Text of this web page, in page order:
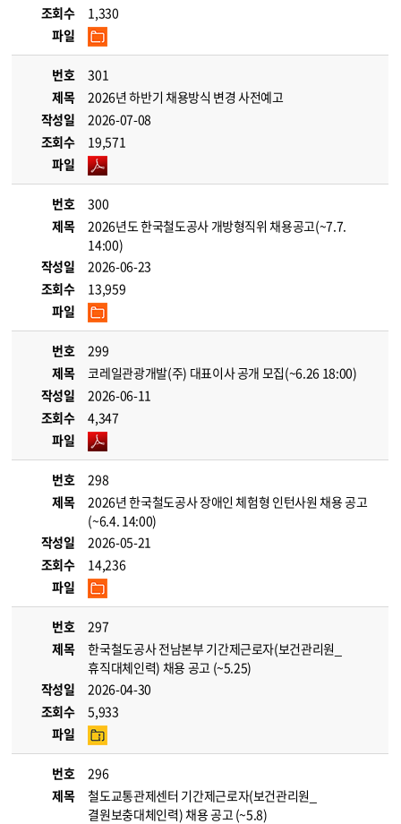
조회수
1,330
파일
번호
301
제목
2026년 하반기 채용방식 변경 사전예고
작성일
2026-07-08
조회수
19,571
파일
번호
300
제목
2026년도 한국철도공사 개방형직위 채용공고(~7.7.
14:00)
작성일
2026-06-23
조회수
13,959
파일
번호
299
제목
코레일관광개발(주) 대표이사 공개 모집(~6.26 18:00)
작성일
2026-06-11
조회수
4,347
파일
번호
298
제목
2026년 한국철도공사 장애인 체험형 인턴사원 채용 공고
(~6.4. 14:00)
작성일
2026-05-21
조회수
14,236
파일
번호
297
제목
한국철도공사 전남본부 기간제근로자(보건관리원_
휴직대체인력) 채용 공고 (~5.25)
작성일
2026-04-30
조회수
5,933
파일
번호
296
제목
철도교통관제센터 기간제근로자(보건관리원_
결원보충대체인력) 채용 공고 (~5.8)